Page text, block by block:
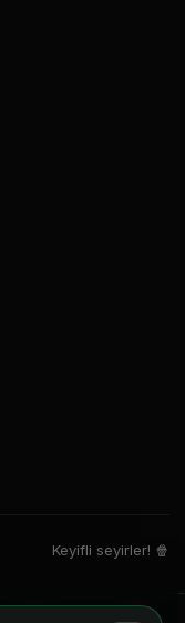
Keyifli seyirler! 🍿